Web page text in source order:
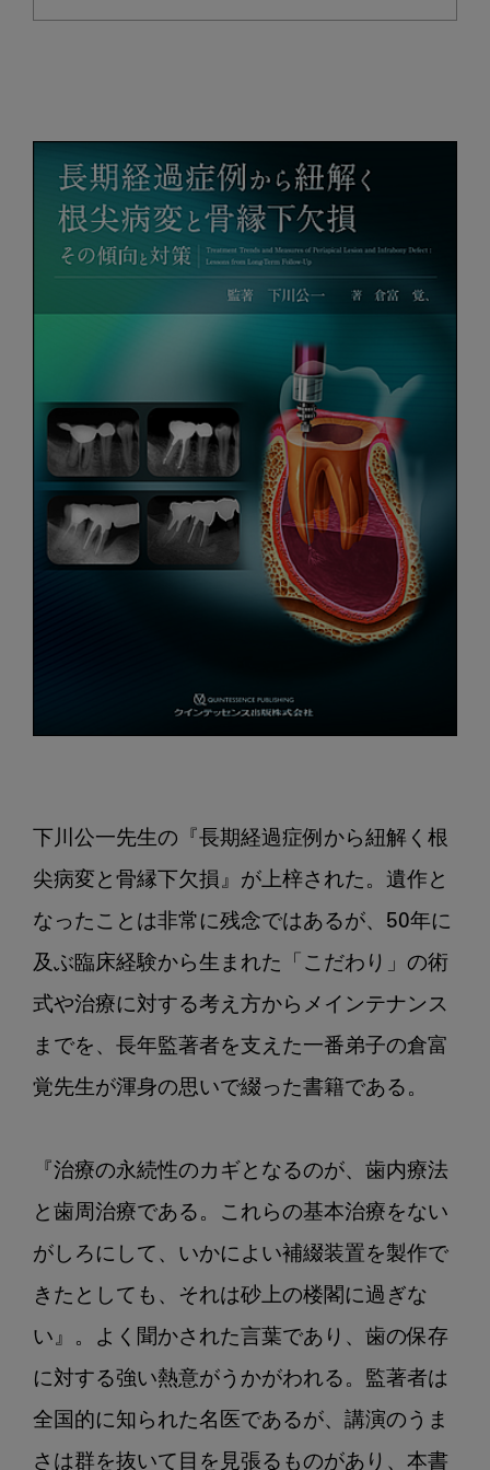
下川公一先生の『長期経過症例から紐解く根
尖病変と骨縁下欠損』が上梓された。遺作と
なったことは非常に残念ではあるが、50年に
及ぶ臨床経験から生まれた「こだわり」の術
式や治療に対する考え方からメインテナンス
までを、長年監著者を支えた一番弟子の倉富
覚先生が渾身の思いで綴った書籍である。
『治療の永続性のカギとなるのが、歯内療法
と歯周治療である。これらの基本治療をない
がしろにして、いかによい補綴装置を製作で
きたとしても、それは砂上の楼閣に過ぎな
い』。よく聞かされた言葉であり、歯の保存
に対する強い熱意がうかがわれる。監著者は
全国的に知られた名医であるが、講演のうま
さは群を抜いて目を見張るものがあり、本書